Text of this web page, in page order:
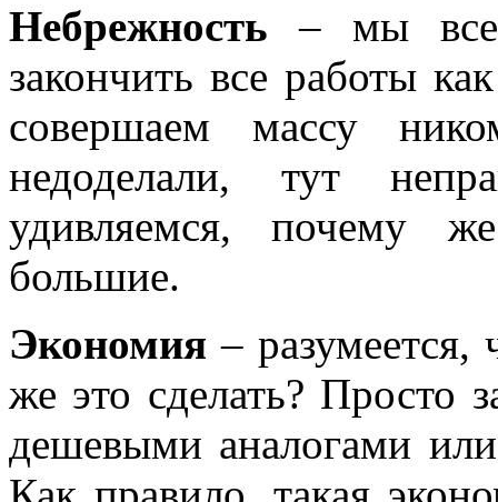
Небрежность – мы все
закончить все работы
совершаем массу
недоделали, тут
удивляемся, почему
большие.
Экономия – разумеется,
же это сделать? Просто
дешевыми аналогами или